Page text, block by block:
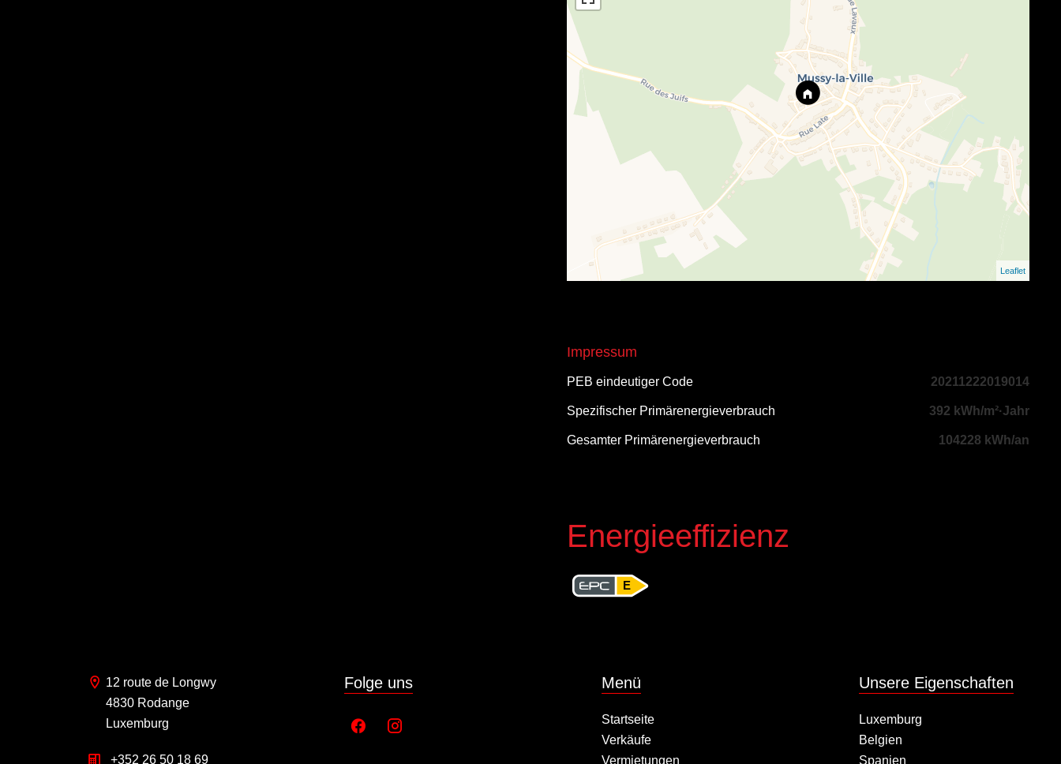
Leaflet
Impressum
PEB eindeutiger Code 20211222019014
Spezifischer Primärenergieverbrauch 392 kWh/m²·Jahr
Gesamter Primärenergieverbrauch 104228 kWh/an
Energieeffizienz
E
12 route de Longwy
4830 Rodange
Luxemburg
+352 26 50 18 69
Folge uns Menü
Startseite
Verkäufe
Vermietungen
Unsere Eigenschaften
Luxemburg
Belgien
Spanien